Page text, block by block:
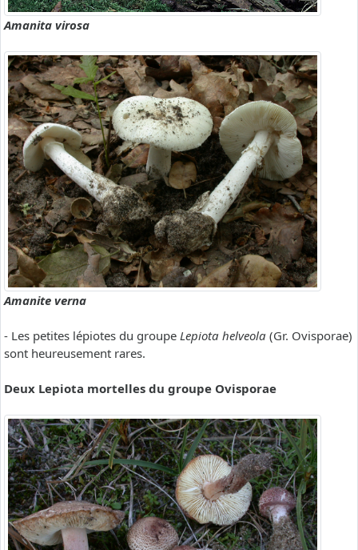
Amanita virosa
Amanite verna
- Les petites lépiotes du groupe Lepiota helveola (Gr. Ovisporae)
sont heureusement rares.
Deux Lepiota mortelles du groupe Ovisporae